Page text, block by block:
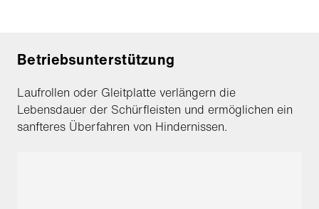
Betriebsunterstützung
Laufrollen oder Gleitplatte verlängern die
Lebensdauer der Schürfleisten und ermöglichen ein
sanfteres Überfahren von Hindernissen.